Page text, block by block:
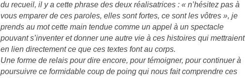
du recueil, il y a cette phrase des deux réalisatrices : « n’hésitez pas à
vous emparer de ces paroles, elles sont fortes, ce sont les vôtres », je
prends au mot cette main tendue comme un appel à un spectacle
pouvant s’inventer et donner une autre vie à ces histoires qui mettraient
en lien directement ce que ces textes font au corps.
Une forme de relais pour dire encore, pour témoigner, pour continuer à
poursuivre ce formidable coup de poing qui nous fait comprendre ces